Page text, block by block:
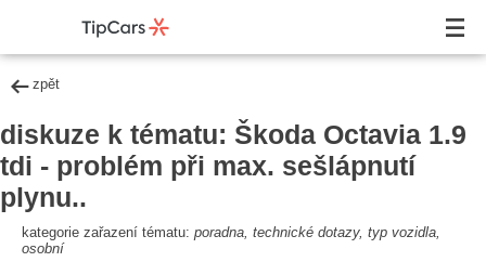
zpět
diskuze k tématu: Škoda Octavia 1.9
tdi - problém při max. sešlápnutí
plynu..
kategorie zařazení tématu: poradna, technické dotazy, typ vozidla,
osobní